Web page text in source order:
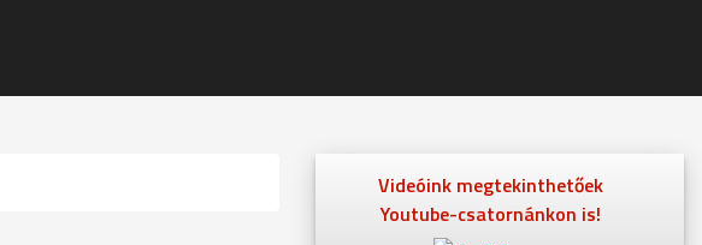
Videóink megtekinthetőek
Youtube-csatornánkon is!